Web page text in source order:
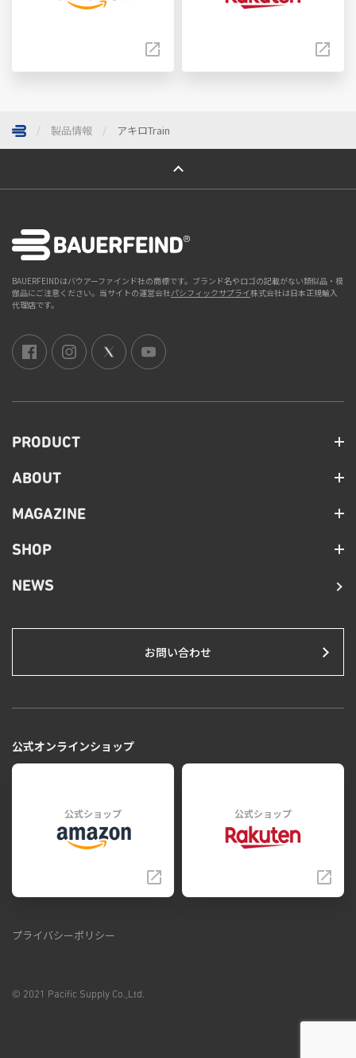
製品情報 アキロTrain
ページトップへ
BAUERFEINDはバウアーファインド社の商標です。ブランド名やロゴの記載がない類似品・模
倣品にご注意ください。当サイトの運営会社パシフィックサプライ株式会社は日本正規輸入
代理店です。
PRODUCT
ABOUT
MAGAZINE
SHOP
NEWS
お問い合わせ
公式オンラインショップ
公式ショップ 公式ショップ
プライバシーポリシー
© 2021 Pacific Supply Co.,Ltd.